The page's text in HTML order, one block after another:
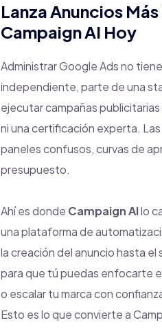
Lanza Anuncios
Campaign AI Hoy
Administrar Google Ads no
independiente, parte de una
ejecutar campañas
ni una certificación experta.
paneles confusos, curvas de
presupuesto.
Ahí es donde Campaign AIlo
una plataforma de
la creación del anuncio hasta
para que tú puedas enfocarte
o escalar tu marca con
Esto es lo que convierte a